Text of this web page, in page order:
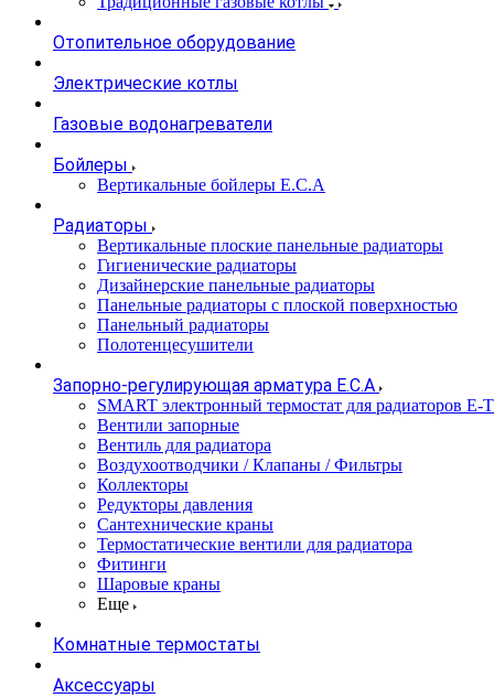
Отопительное оборудование
Электрические котлы
Газовые водонагреватели
Бойлеры
Вертикальные бойлеры E.C.A
Радиаторы
Вертикальные плоские панельные радиаторы
Гигиенические радиаторы
Дизайнерские панельные радиаторы
Панельные радиаторы с плоской поверхностью
Панельный радиаторы
Полотенцесушители
Запорно-регулирующая арматура E.C.A
SMART электронный термостат для радиаторов E-
Вентили запорные
Вентиль для радиатора
Воздухоотводчики / Клапаны / Фильтры
Коллекторы
Редукторы давления
Сантехнические краны
Термостатические вентили для радиатора
Фитинги
Шаровые краны
Еще
Комнатные термостаты
Аксессуары